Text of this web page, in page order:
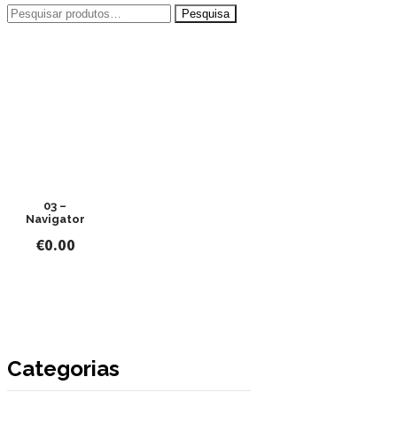
Pesquisar
por:
03 –
Navigator
€0.00
Categorias